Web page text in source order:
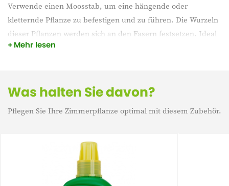
Verwende einen Moosstab, um eine hängende oder
kletternde Pflanze zu befestigen und zu führen. Die Wurzeln
dieser Pflanzen werden sich an den Fasern festsetzen. Ideal
z.B. für Lochpflanzen.
120cm hat einen Durchmesser von 7cm
Mehr lesen
Was halten Sie davon?
Pflegen Sie Ihre Zimmerpflanze optimal mit diesem Zubehör.